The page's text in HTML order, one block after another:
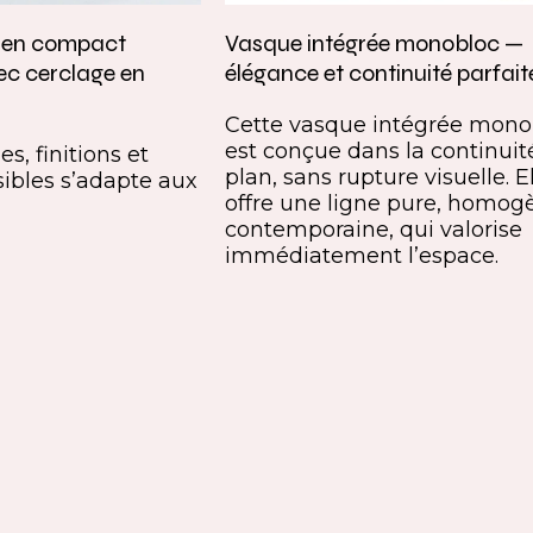
compact
cerclage en
finitions et
s’adapte aux
Vasque intégrée monobloc —
élégance et continuité
Cette vasque intégrée
est conçue dans la
plan, sans rupture visuelle.
offre une ligne pure,
contemporaine, qui valorise
immédiatement l’espace.